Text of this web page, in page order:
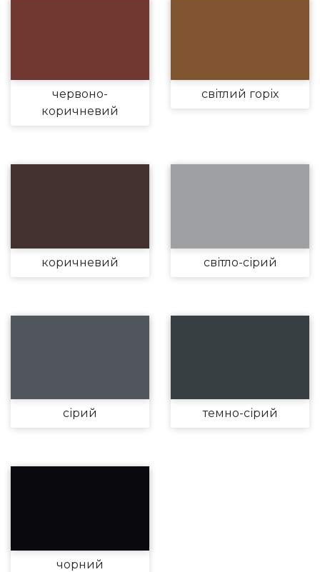
червоно-
коричневий
світлий горіх
коричневий світло-сірий
сірий темно-сірий
чорний